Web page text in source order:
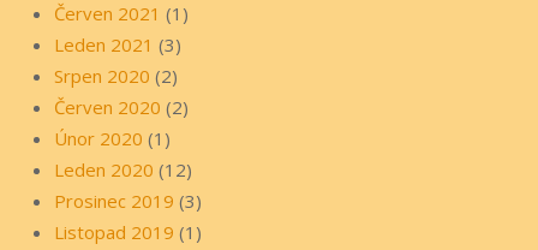
Červen 2021 (1)
Leden 2021 (3)
Srpen 2020 (2)
Červen 2020 (2)
Únor 2020 (1)
Leden 2020 (12)
Prosinec 2019 (3)
Listopad 2019 (1)